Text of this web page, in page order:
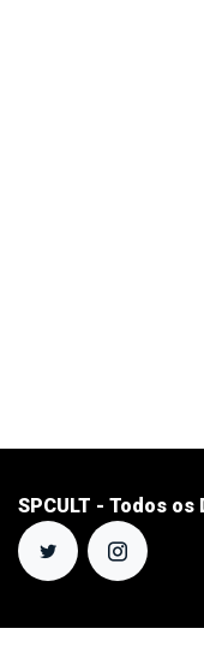
SPCULT - Todos